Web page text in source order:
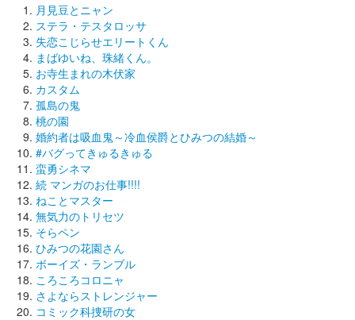
月見豆とニャン
ステラ・テスタロッサ
失恋こじらせエリートくん
まばゆいね、珠緒くん。
お寺生まれの木伏家
カスタム
孤島の鬼
桃の園
婚約者は吸血鬼～冷血侯爵とひみつの結婚～
#バグってきゅるきゅる
蛮勇シネマ
続 マンガのお仕事!!!!
ねことマスター
無気力のトリセツ
そらペン
ひみつの花園さん
ボーイズ・ランブル
ころころコロニャ
さよならストレンジャー
コミック科捜研の女